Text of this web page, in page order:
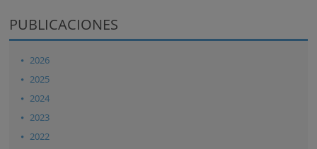
PUBLICACIONES
2026
2025
2024
2023
2022